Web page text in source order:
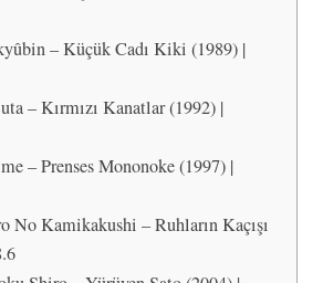
– Küçük Cadı Kiki (1989) |
– Kırmızı Kanatlar (1992) |
– Prenses Mononoke (1997) |
No Kamikakushi – Ruhların Kaçışı